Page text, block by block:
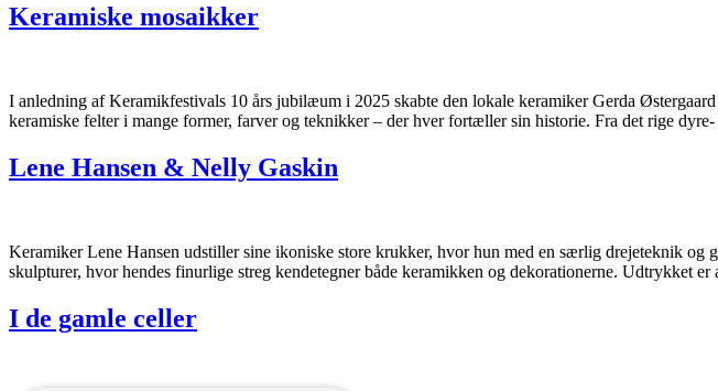
Keramiske mosaikker
I anledning af Keramikfestivals 10 års jubilæum i 2025 skabte den lokale keramiker Gerda
keramiske felter i mange former, farver og teknikker – der hver fortæller sin historie. Fra det rige
Lene Hansen & Nelly Gaskin
Keramiker Lene Hansen udstiller sine ikoniske store krukker, hvor hun med en særlig drejeteknik
skulpturer, hvor hendes finurlige streg kendetegner både keramikken og dekorationerne. Udtrykket
I de gamle celler